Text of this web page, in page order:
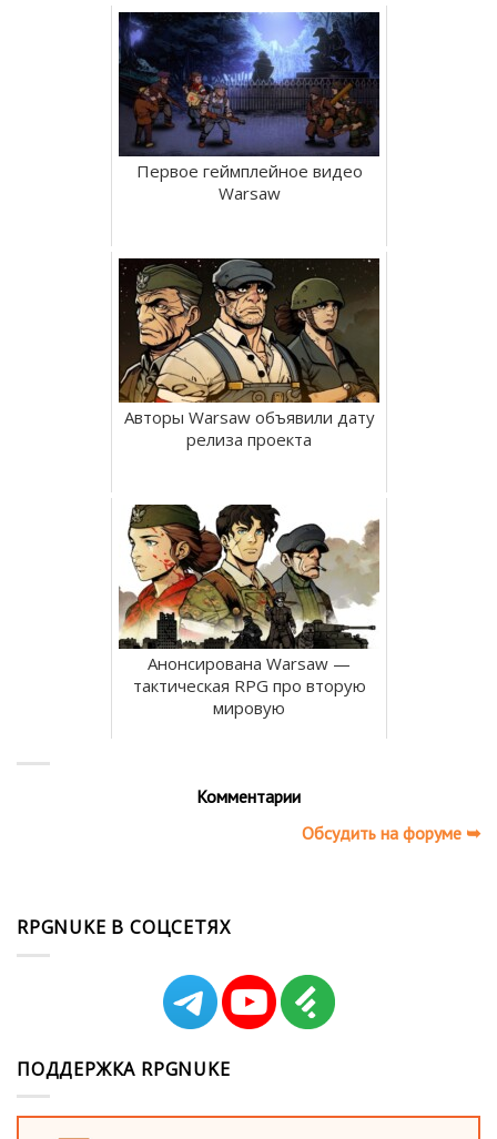
Первое геймплейное видео
Warsaw
Авторы Warsaw объявили дату
релиза проекта
Анонсирована Warsaw —
тактическая RPG про вторую
мировую
Комментарии
Обсудить на форуме ➥
RPGNUKE В СОЦСЕТЯХ
ПОДДЕРЖКА RPGNUKE